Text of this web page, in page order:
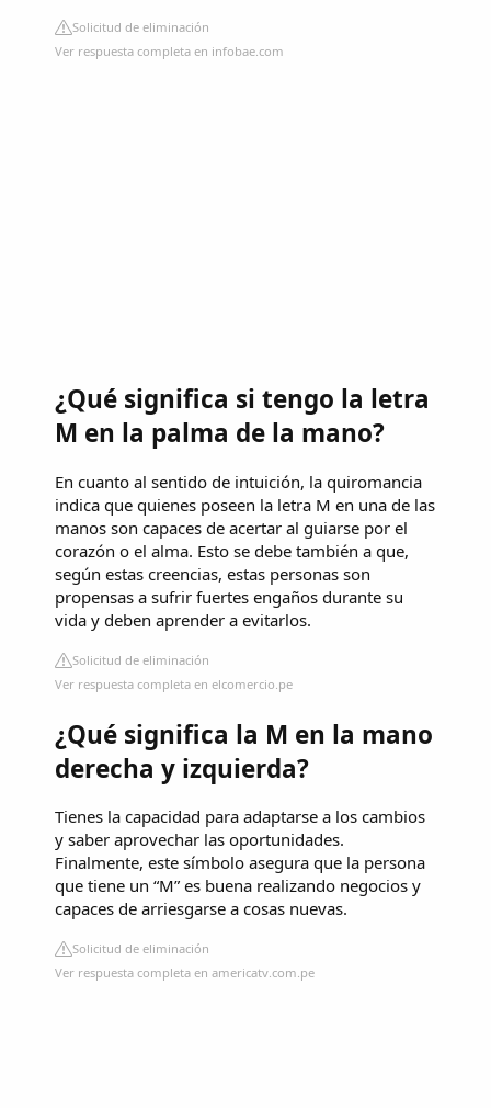
Solicitud de eliminación
Ver respuesta completa en infobae.com
¿Qué significa si tengo la letra
M en la palma de la mano?
En cuanto al sentido de intuición, la quiromancia
indica que quienes poseen la letra M en una de las
manos son capaces de acertar al guiarse por el
corazón o el alma. Esto se debe también a que,
según estas creencias, estas personas son
propensas a sufrir fuertes engaños durante su
vida y deben aprender a evitarlos.
Solicitud de eliminación
Ver respuesta completa en elcomercio.pe
¿Qué significa la M en la mano
derecha y izquierda?
Tienes la capacidad para adaptarse a los cambios
y saber aprovechar las oportunidades.
Finalmente, este símbolo asegura que la persona
que tiene un “M” es buena realizando negocios y
capaces de arriesgarse a cosas nuevas.
Solicitud de eliminación
Ver respuesta completa en americatv.com.pe